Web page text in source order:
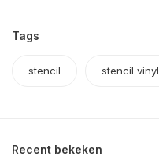
Tags
stencil stencil vinyl
Recent bekeken